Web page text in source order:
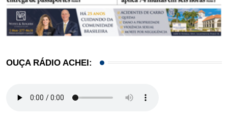
OUÇA RÁDIO ACHEI: